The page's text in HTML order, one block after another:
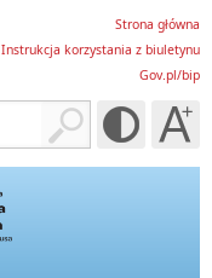
Strona główna
Instrukcja korzystania z biuletynu
Gov.pl/bip